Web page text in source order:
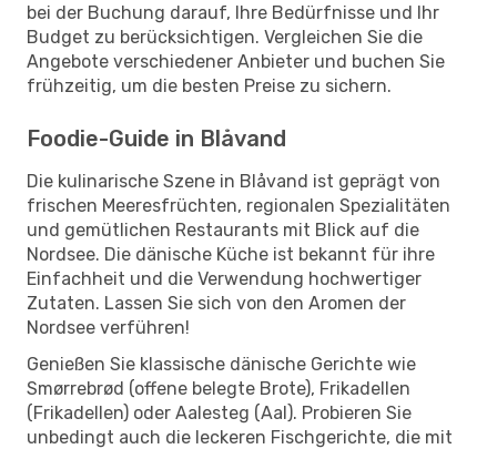
bei der Buchung darauf, Ihre Bedürfnisse und Ihr
Budget zu berücksichtigen. Vergleichen Sie die
Angebote verschiedener Anbieter und buchen Sie
frühzeitig, um die besten Preise zu sichern.
Foodie-Guide in Blåvand
Die kulinarische Szene in Blåvand ist geprägt von
frischen Meeresfrüchten, regionalen Spezialitäten
und gemütlichen Restaurants mit Blick auf die
Nordsee. Die dänische Küche ist bekannt für ihre
Einfachheit und die Verwendung hochwertiger
Zutaten. Lassen Sie sich von den Aromen der
Nordsee verführen!
Genießen Sie klassische dänische Gerichte wie
Smørrebrød (offene belegte Brote), Frikadellen
(Frikadellen) oder Aalesteg (Aal). Probieren Sie
unbedingt auch die leckeren Fischgerichte, die mit